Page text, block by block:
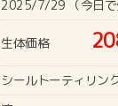
2025/7/29 （今日で
生体価格
シールトーティリン